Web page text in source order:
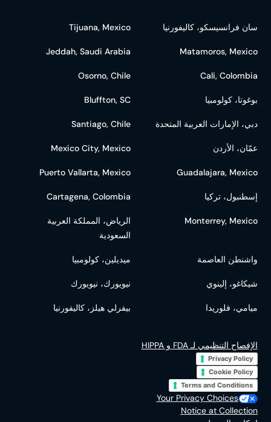
سان فرانسيسكو، كاليفورنيا Tijuana, Mexico
Matamoros, Mexico
Jeddah, Saudi Arabia
Cali, Colombia
Osorno, Chile
بوغوتا، كولومبيا Bluffton, SC
دبي، الإمارات العربية المتحدة Santiago, Chile
عمّان، الأردن Mexico City, Mexico
Guadalajara, Mexico
Puerto Vallarta, Mexico
إسطنبول، تركيا Cartagena, Colombia
Monterrey, Mexico
الرياض، المملكة العربية
السعودية
واشنطن العاصمة ميديلين، كولومبيا
شيكاغو، إلينوي نيويورك، نيويورك
ميامي، فلوريدا بيفرلي هيلز، كاليفورنيا
الإفصاح التنظيمي لـ FDA و HIPPA
Privacy Policy
Cookie Policy
Terms and Conditions
Your Privacy Choices
Notice at Collection